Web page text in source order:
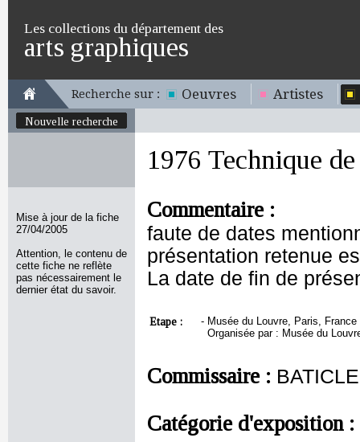
Les collections du département des
arts graphiques
Recherche sur : Oeuvres Artistes
Nouvelle recherche
Mise à jour de la fiche
27/04/2005
Attention, le contenu de
cette fiche ne reflète
pas nécessairement le
dernier état du savoir.
1976 Technique
Commentaire :
faute de dates
présentation retenue
La date de fin de
Etape : - Musée du Louvre, Paris,
Organisée par : Musée du
Commissaire :
Catégorie d'exposition :